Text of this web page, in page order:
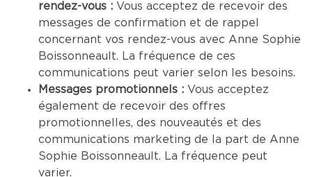
rendez-vous : Vous acceptez de recevoir des
messages de confirmation et de rappel
concernant vos rendez-vous avec Anne Sophie
Boissonneault. La fréquence de ces
communications peut varier selon les besoins.
Messages promotionnels : Vous acceptez
également de recevoir des offres
promotionnelles, des nouveautés et des
communications marketing de la part de Anne
Sophie Boissonneault. La fréquence peut
varier.